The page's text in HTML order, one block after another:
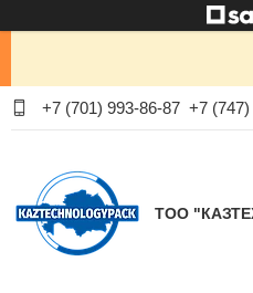
+7 (701) 993-86-87 +7
ТОО